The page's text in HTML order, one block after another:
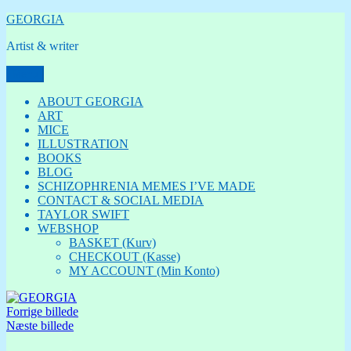
Videre
indhold
GEORGIA
Artist & writer
ABOUT GEORGIA
ART
MICE
ILLUSTRATION
BOOKS
BLOG
SCHIZOPHRENIA MEMES I’VE MADE
CONTACT & SOCIAL MEDIA
TAYLOR SWIFT
WEBSHOP
BASKET (Kurv)
CHECKOUT (Kasse)
MY ACCOUNT (Min Konto)
Forrige billede
Næste billede